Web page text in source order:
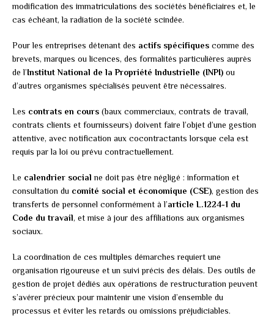
modification des immatriculations des sociétés bénéficiaires et, le
cas échéant, la radiation de la société scindée.
Pour les entreprises détenant des actifs spécifiques comme des
brevets, marques ou licences, des formalités particulières auprès
de l’Institut National de la Propriété Industrielle (INPI) ou
d’autres organismes spécialisés peuvent être nécessaires.
Les contrats en cours (baux commerciaux, contrats de travail,
contrats clients et fournisseurs) doivent faire l’objet d’une gestion
attentive, avec notification aux cocontractants lorsque cela est
requis par la loi ou prévu contractuellement.
Le calendrier social ne doit pas être négligé : information et
consultation du comité social et économique (CSE), gestion des
transferts de personnel conformément à l’article L.1224-1 du
Code du travail, et mise à jour des affiliations aux organismes
sociaux.
La coordination de ces multiples démarches requiert une
organisation rigoureuse et un suivi précis des délais. Des outils de
gestion de projet dédiés aux opérations de restructuration peuvent
s’avérer précieux pour maintenir une vision d’ensemble du
processus et éviter les retards ou omissions préjudiciables.